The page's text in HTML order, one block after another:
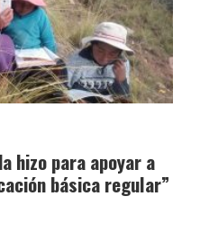
hizo para apoyar a
básica regular”